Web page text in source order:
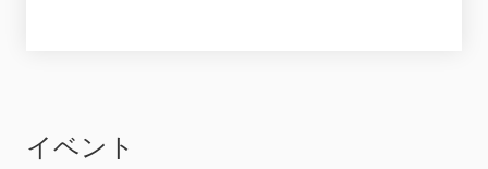
イベント